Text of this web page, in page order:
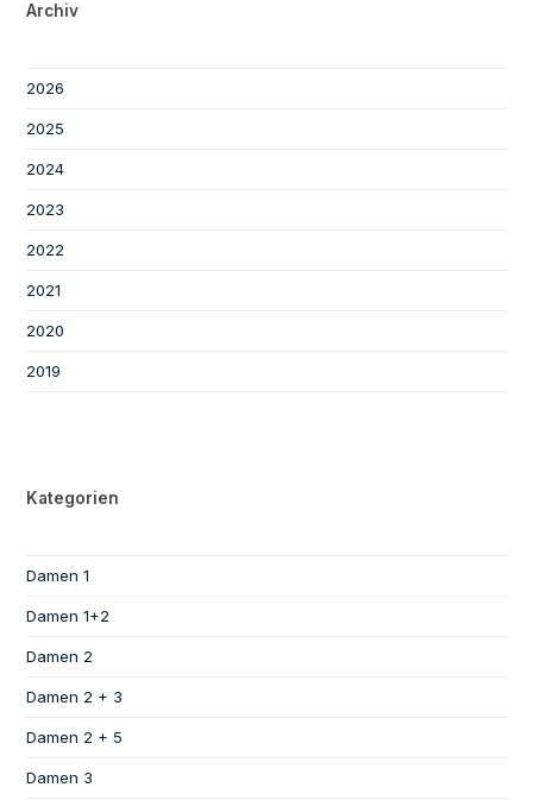
Archiv
2026
2025
2024
2023
2022
2021
2020
2019
Kategorien
Damen 1
Damen 1+2
Damen 2
Damen 2 + 3
Damen 2 + 5
Damen 3